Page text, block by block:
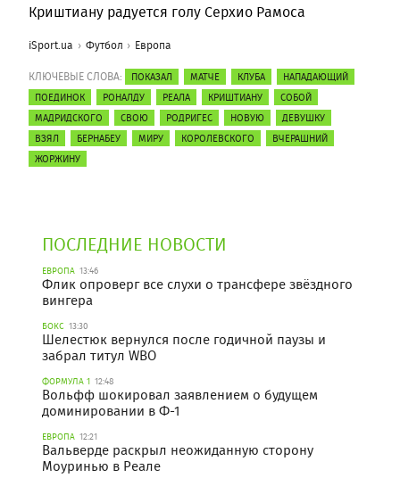
Криштиану радуется голу Серхио Рамоса
iSport.ua Футбол Европа
КЛЮЧЕВЫЕ СЛОВА: ПОКАЗАЛ МАТЧЕ КЛУБА
НАПАДАЮЩИЙ
ПОЕДИНОК
РОНАЛДУ РЕАЛА КРИШТИАНУ
СОБОЙ
МАДРИДСКОГО
СВОЮ РОДРИГЕС НОВУЮ
ДЕВУШКУ
ВЗЯЛ
БЕРНАБЕУ МИРУ КОРОЛЕВСКОГО
ВЧЕРАШНИЙ
ЖОРЖИНУ
ПОСЛЕДНИЕ НОВОСТИ
ЕВРОПА 13:46
Флик опроверг все слухи о трансфере звёздного
вингера
БОКС 13:30
Шелестюк вернулся после годичной паузы и
забрал титул WBO
ФОРМУЛА 1 12:48
Вольфф шокировал заявлением о будущем
доминировании в Ф-1
ЕВРОПА 12:21
Вальверде раскрыл неожиданную сторону
Моуринью в Реале